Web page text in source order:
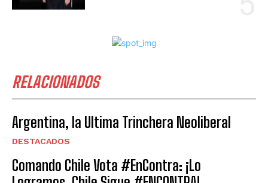
RELACIONADOS
Argentina, la Ultima Trinchera Neoliberal
DESTACADOS
Comando Chile Vota #EnContra: ¡Lo